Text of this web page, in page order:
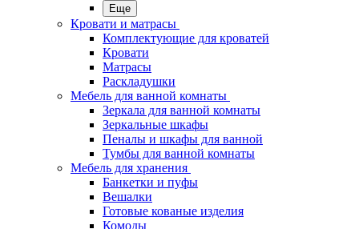
Еще
Кровати и матрасы
Комплектующие для кроватей
Кровати
Матрасы
Раскладушки
Мебель для ванной комнаты
Зеркала для ванной комнаты
Зеркальные шкафы
Пеналы и шкафы для ванной
Тумбы для ванной комнаты
Мебель для хранения
Банкетки и пуфы
Вешалки
Готовые кованые изделия
Комоды